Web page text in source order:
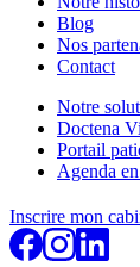
Blog
Nos
Contact
Notre
Doctena
Portail
Agenda
Inscrire mon